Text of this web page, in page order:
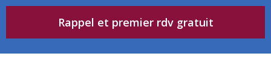
Rappel et premier rdv gratuit